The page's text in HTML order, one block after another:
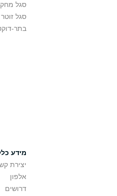
סגל
סגל זוטר
בתר-
מידע
יצירת
אלפון
דרושים